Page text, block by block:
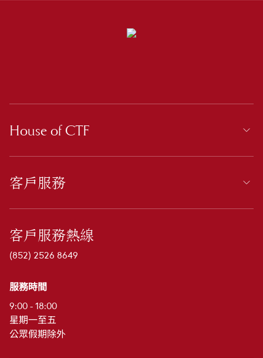
House of CTF
客戶服務
客戶服務熱線
(852) 2526 8649
服務時間
9:00 - 18:00
星期一至五
公眾假期除外